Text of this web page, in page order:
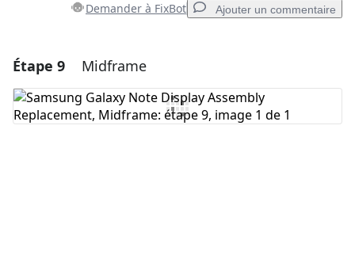
Demander à FixBot Ajouter un commentaire
Ajouter un commentaire
Ajouter un commentaire
Étape 9 Midframe